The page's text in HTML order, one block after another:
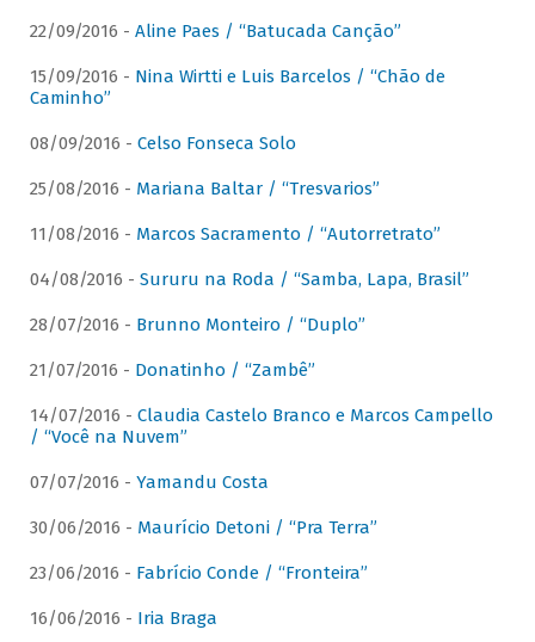
22/09/2016 - Aline Paes / “Batucada Canção”
15/09/2016 - Nina Wirtti e Luis Barcelos / “Chão de
Caminho”
08/09/2016 - Celso Fonseca Solo
25/08/2016 - Mariana Baltar / “Tresvarios”
11/08/2016 - Marcos Sacramento / “Autorretrato”
04/08/2016 - Sururu na Roda / “Samba, Lapa, Brasil”
28/07/2016 - Brunno Monteiro / “Duplo”
21/07/2016 - Donatinho / “Zambê”
14/07/2016 - Claudia Castelo Branco e Marcos Campello
/ “Você na Nuvem”
07/07/2016 - Yamandu Costa
30/06/2016 - Maurício Detoni / “Pra Terra”
23/06/2016 - Fabrício Conde / “Fronteira”
16/06/2016 - Iria Braga